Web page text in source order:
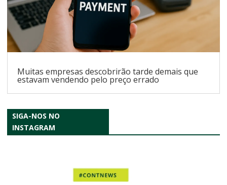
Muitas empresas descobrirão tarde demais que
estavam vendendo pelo preço errado
SIGA-NOS NO
INSTAGRAM